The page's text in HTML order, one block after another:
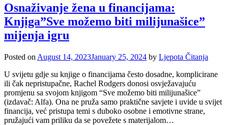
Osnaživanje žena u financijama:
Knjiga”Sve možemo biti milijunašice”
mijenja igru
Posted on August 14, 2023January 25, 2024 by Ljepota Čitanja
U svijetu gdje su knjige o financijama često dosadne, komplicirane
ili čak nepristupačne, Rachel Rodgers donosi osvježavajuću
promjenu sa svojom knjigom “Sve možemo biti milijunašice”
(izdavač: Alfa). Ona ne pruža samo praktične savjete i uvide u svijet
financija, već pristupa temi s duboko osobne i emotivne strane,
pružajući vam priliku da se povežete s materijalom…